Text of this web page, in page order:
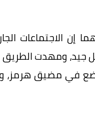
إن الاجتماعات
جيد، ومهدت الطريق
في مضيق هرمز،